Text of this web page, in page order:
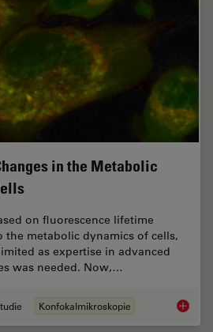
in the Metabolic
on fluorescence lifetime
metabolic dynamics of cells,
as expertise in advanced
was needed. Now,…
Konfokalmikroskopie How to